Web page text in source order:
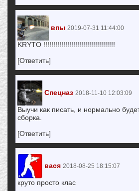
впы 2019-07-31 11:44:00
KRYTO !!!!!!!!!!!!!!!!!!!!!!!!!!!!!!!!!!!!
[Ответить]
Спецназ 2018-11-10 12:03:09
Выучи как писать, и нормально
сборка.
[Ответить]
вася 2018-08-25 18:15:07
круто просто клас